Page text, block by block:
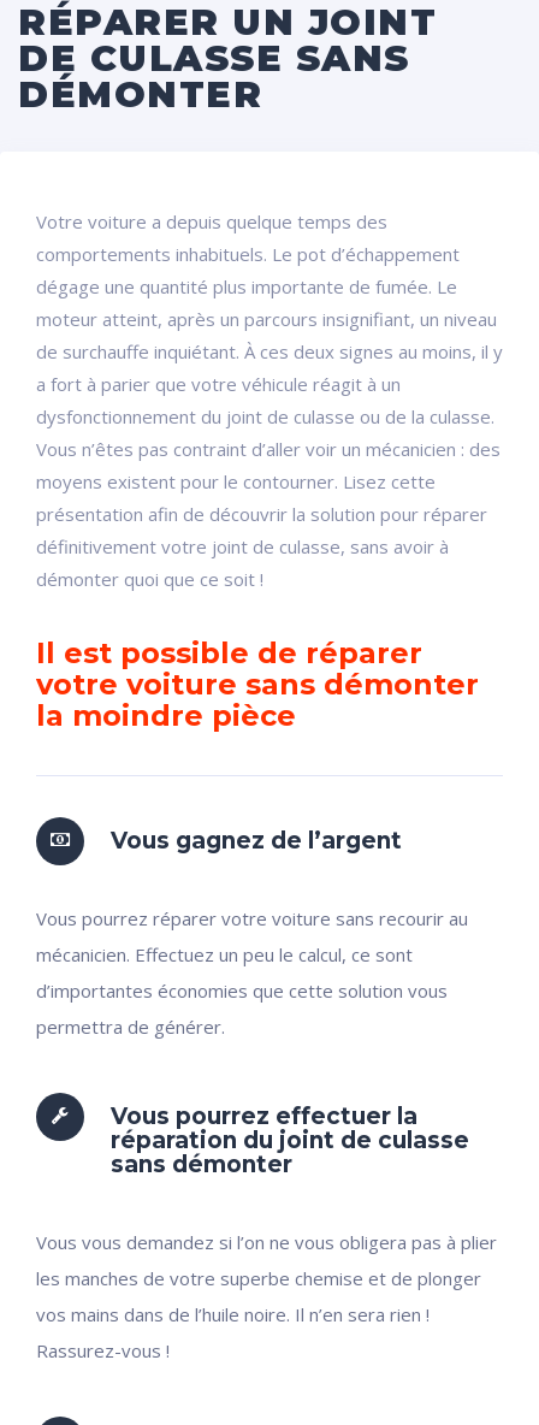
RÉPARER UN JOINT
DE CULASSE SANS
DÉMONTER
Votre voiture a depuis quelque temps des
comportements inhabituels. Le pot d’échappement
dégage une quantité plus importante de fumée. Le
moteur atteint, après un parcours insignifiant, un niveau
de surchauffe inquiétant. À ces deux signes au moins, il y
a fort à parier que votre véhicule réagit à un
dysfonctionnement du joint de culasse ou de la culasse.
Vous n’êtes pas contraint d’aller voir un mécanicien : des
moyens existent pour le contourner. Lisez cette
présentation afin de découvrir la solution pour réparer
définitivement votre joint de culasse, sans avoir à
démonter quoi que ce soit !
Il est possible de réparer
votre voiture sans démonter
la moindre pièce
Vous gagnez de l’argent
Vous pourrez réparer votre voiture sans recourir au
mécanicien. Effectuez un peu le calcul, ce sont
d’importantes économies que cette solution vous
permettra de générer.
Vous pourrez effectuer la
réparation du joint de culasse
sans démonter
Vous vous demandez si l’on ne vous obligera pas à plier
les manches de votre superbe chemise et de plonger
vos mains dans de l’huile noire. Il n’en sera rien !
Rassurez-vous !